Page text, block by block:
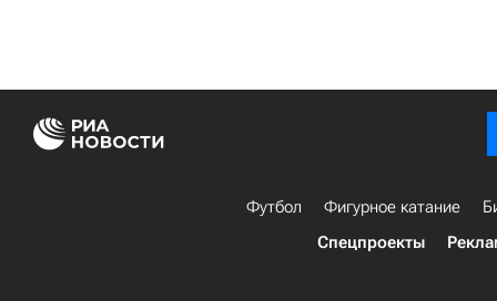
Футбол Фигурное катание
Спецпроекты